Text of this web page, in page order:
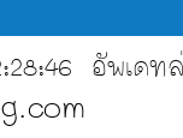
อัพเด